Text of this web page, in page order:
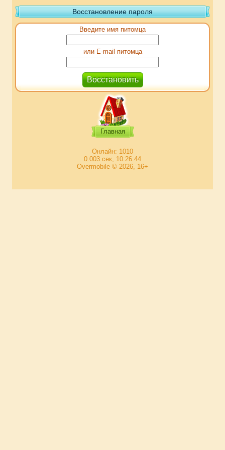
Восстановление пароля
Введите имя питомца
или E-mail питомца
Главная
Онлайн: 1010
0.003 сек, 10:26:44
Overmobile © 2026, 16+